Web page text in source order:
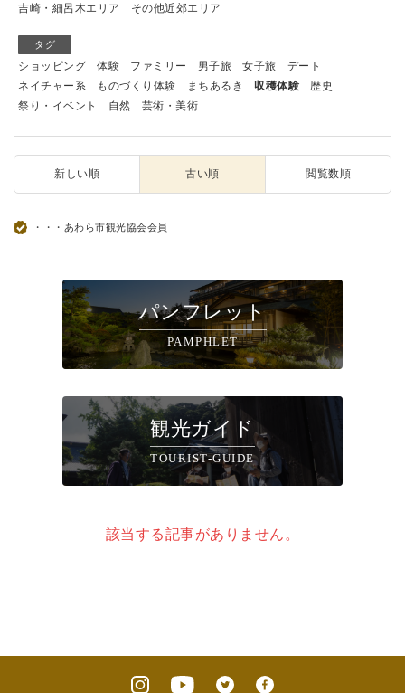
吉崎・細呂木エリア
その他近郊エリア
タグ
ショッピング 体験 ファミリー 男子旅 女子旅
デート
ネイチャー系
ものづくり体験 まちあるき 収穫体験
歴史
祭り・イベント
自然 芸術・美術
新しい順 古い順 閲覧数順
・・・あわら市観光協会会員
パンフレット
PAMPHLET
観光ガイド
TOURIST-GUIDE
該当する記事がありません。